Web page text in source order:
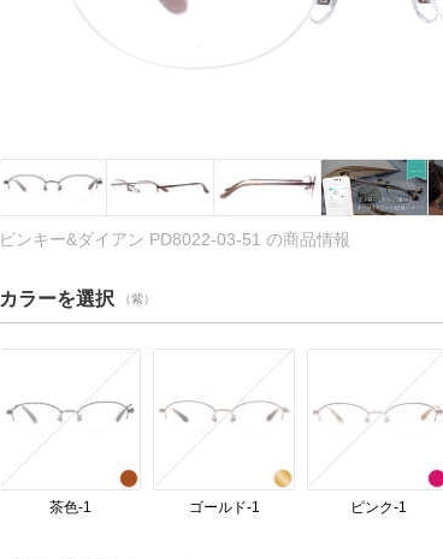
ピンキー&ダイアン PD8022-03-51 の商品情報
カラーを選択 （紫）
茶色-1 ゴールド-1 ピンク-1